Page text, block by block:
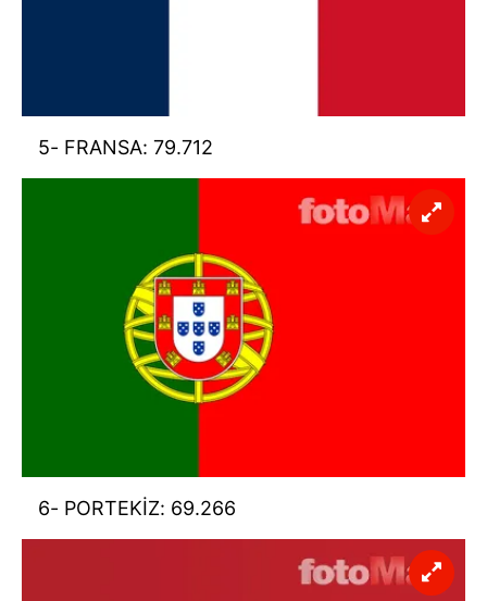
sınırlı olarak açık rızanız dahilinde kullanılacaktır.
Çerezlere ilişkin tercihlerinizi aşağıda yer alan panel
vasıtasıyla belirleyebilirsiniz. Çerezlere ilişkin detaylı bilgi
Çerez Bilgilendirme
ziyaret edebilirsiniz.
6698 sayılı Kişisel Verilerin Korunması Kanunu uyarınca
hazırlanmış Aydınlatma Metnimizi okumak ve sitemizde
ilgili mevzuata uygun olarak kullanılan çerezlerle ilgili bilgi
almak için lütfentıklayınız.
5- FRANSA: 79.712
6- PORTEKİZ: 69.266